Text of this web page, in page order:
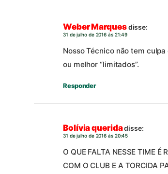
Weber Marquesdisse:
31 de julho de 2016 às 21:49
Nosso Técnico não tem
ou melhor “limitados”.
Responder
Bolívia queridadisse:
31 de julho de 2016 às 20:45
O QUE FALTA NESSE TIME É
COM O CLUB E A TORCIDA